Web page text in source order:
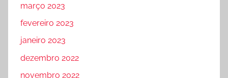
março 2023
fevereiro 2023
janeiro 2023
dezembro 2022
novembro 2022